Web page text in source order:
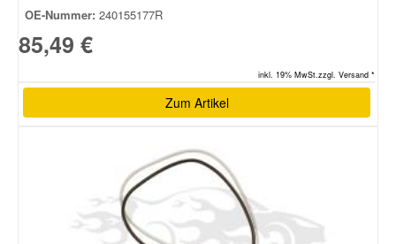
OE-Nummer: 240155177R
85,49 €
inkl. 19% MwSt.zzgl. Versand *
Zum Artikel